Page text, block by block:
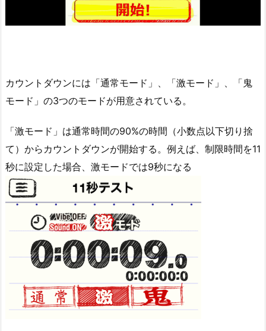
カウントダウンには「通常モード」、「激モード」、「鬼
モード」の3つのモードが用意されている。
「激モード」は通常時間の90%の時間（小数点以下切り捨
て）からカウントダウンが開始する。例えば、制限時間を11
秒に設定した場合、激モードでは9秒になる